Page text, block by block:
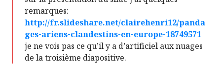
remarques:
http://fr.slideshare.net/clairehenri12/panda
ges-ariens-clandestins-en-europe-18749571
je ne vois pas ce qu’il y a d’artificiel aux nuages
de la troisième diapositive.